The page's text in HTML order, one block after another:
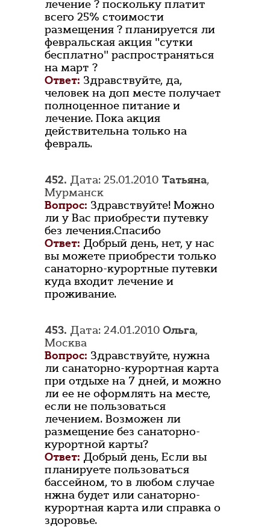
лечение ? поскольку платит
всего 25% стоимости
размещения ? планируется ли
февральская акция "сутки
бесплатно" распространяться
на март ?
Ответ: Здравствуйте, да,
человек на доп месте получает
полноценное питание и
лечение. Пока акция
действительна только на
февраль.
452. Дата: 25.01.2010 Татьяна,
Мурманск
Вопрос: Здравствуйте! Можно
ли у Вас приобрести путевку
без лечения.Спасибо
Ответ: Добрый день, нет, у нас
вы можете приобрести только
санаторно-курортные путевки
куда входит лечение и
проживание.
453. Дата: 24.01.2010 Ольга,
Москва
Вопрос: Здравствуйте, нужна
ли санаторно-курортная карта
при отдыхе на 7 дней, и можно
ли ее не оформлять на месте,
если не пользоваться
лечением. Возможен ли
размещение без санаторно-
курортной карты?
Ответ: Добрый день, Если вы
планируете пользоваться
бассейном, то в любом случае
нжна будет или санаторно-
курортная карта или справка о
здоровье.